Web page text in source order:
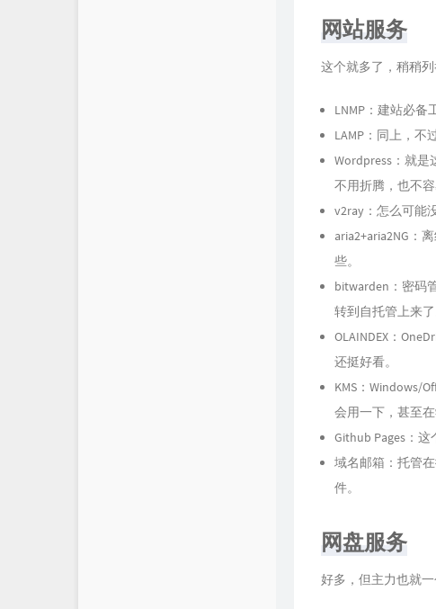
网站服务
这个就多了，稍稍列
LNMP：建站必备
LAMP：同上，不
Wordpress：就
不用折腾，也不
v2ray：怎么可能
aria2+aria2NG：
些。
bitwarden：密码
转到自托管上来了
OLAINDEX：
还挺好看。
KMS：Windows/
会用一下，甚至
Github Pages：
域名邮箱：托管
件。
网盘服务
好多，但主力也就一